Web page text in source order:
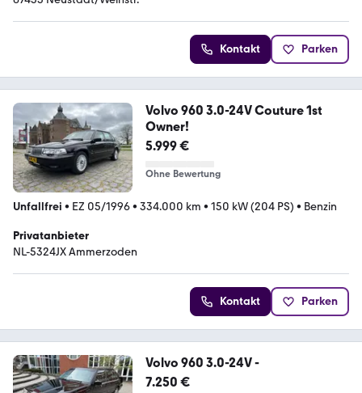
Kontakt Parken
Volvo 960 3.0-24V Couture 1st
Owner!
5.999 €
Ohne Bewertung
Unfallfrei • EZ 05/1996• 334.000 km • 150 kW (204 PS) • Benzin
Privatanbieter
NL-5324JX Ammerzoden
Kontakt Parken
Volvo 960 3.0-24V -
7.250 €